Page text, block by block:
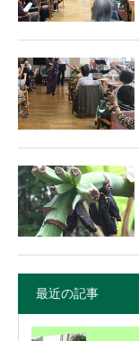
最近の記事